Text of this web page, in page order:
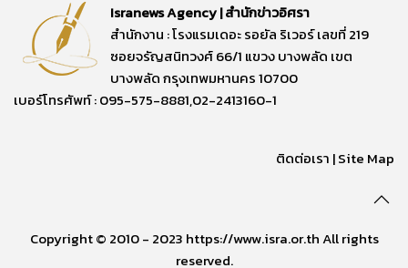
Isranews Agency | สำนักข่าวอิศรา
สำนักงาน : โรงแรมเดอะ รอยัล ริเวอร์ เลขที่ 219
ซอยจรัญสนิทวงศ์ 66/1 แขวง บางพลัด เขต
บางพลัด กรุงเทพมหานคร 10700
เบอร์โทรศัพท์ : 095-575-8881,02-2413160-1
ติดต่อเรา |Site Map
Copyright © 2010 - 2023 https://www.isra.or.th All rights
reserved.